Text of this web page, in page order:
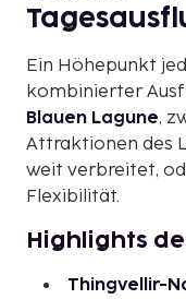
Ein Höhepunkt
kombinierter
Blauen Lagune,
Attraktionen des
weit verbreitet,
Flexibilität.
Highlights
Thingvellir-